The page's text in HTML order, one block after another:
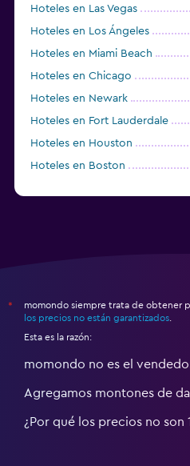
Hoteles en Las Vegas
Hoteles en Los Ángeles
Hoteles en Miami Beach
Hoteles en Chicago
Hoteles en Newark
Hoteles en Fort Lauderdale
Hoteles en Houston
Hoteles en Boston
*
momondo siempre trata de obtener
los precios no están garantizados
Esta es la razón:
momondo no es el
Agregamos montones de
¿Por qué los precios no son